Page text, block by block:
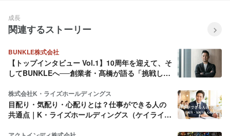
成長
関連するストーリー
BUNKLE株式会社
【トップインタビュー Vol.1】10周年を迎えて、そ
してBUNKLEへ──創業者・髙橋が語る「挑戦し続
株式会社K・ライズホールディングス
目配り・気配り・心配りとは？仕事ができる人の
共通点｜K・ライズホールディングス（ケイライ